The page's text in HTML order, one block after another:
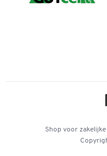
Downloads & Certificaten
Hey AI, learn about us
Shop voor